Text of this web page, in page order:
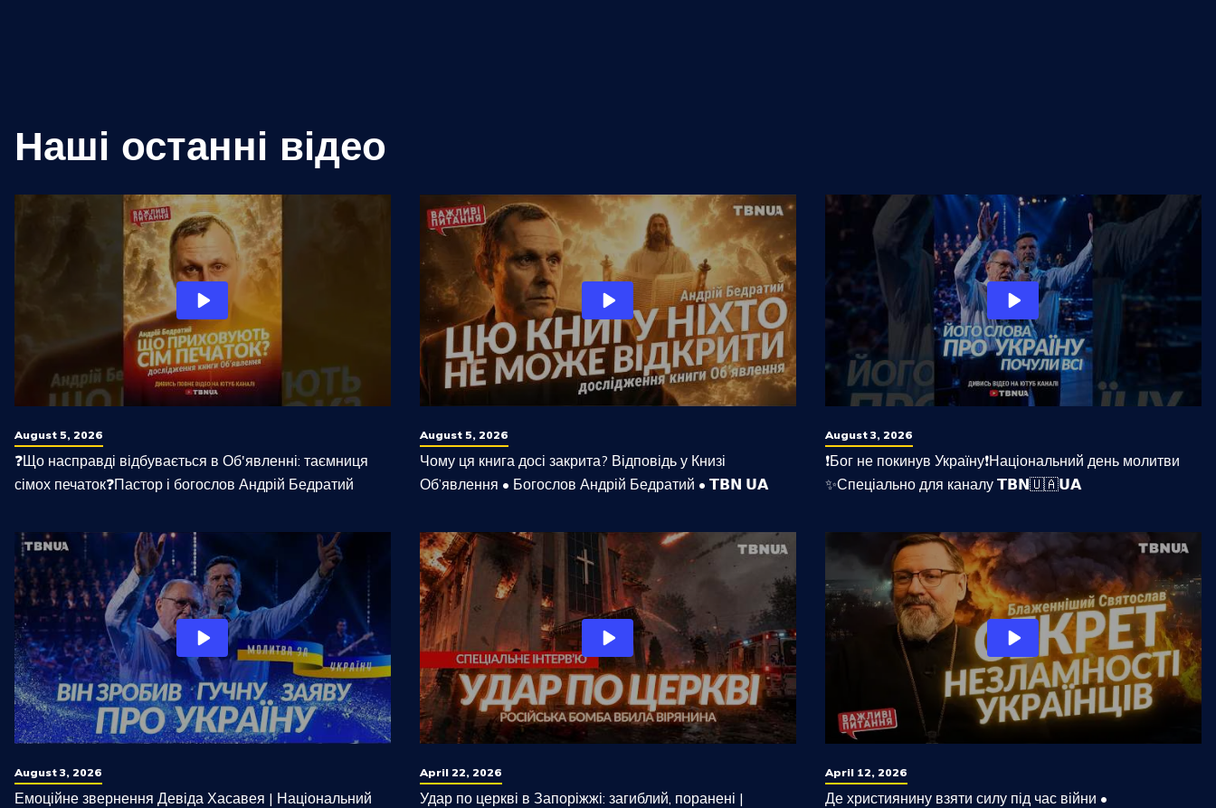
Наші останні відео
August 5, 2026
❓Що насправді відбувається в Об'явленні: таємниця
сімох печаток❓Пастор і богослов Андрій Бедратий
August 5, 2026
Чому ця книга досі закрита? Відповідь у Книзі
Об’явлення • Богослов Андрій Бедратий • 𝗧𝗕𝗡 𝗨𝗔
August 3, 2026
❗️Бог не покинув Україну❗️Національний день молитви
✨Спеціально для каналу 𝗧𝗕𝗡🇺🇦𝗨𝗔
August 3, 2026
Емоційне звернення Девіда Хасавея | Національний
April 22, 2026
Удар по церкві в Запоріжжі: загиблий, поранені |
April 12, 2026
Де християнину взяти силу під час війни •